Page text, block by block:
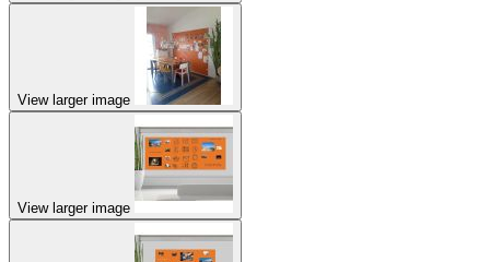
View larger image
View larger image